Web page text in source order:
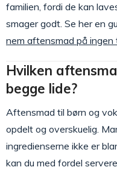
familien, fordi de kan
smager godt. Se her en
nem aftensmad på ingen
Hvilken
begge lide?
Aftensmad til børn og
opdelt og overskuelig.
ingredienserne ikke er
kan du med fordel